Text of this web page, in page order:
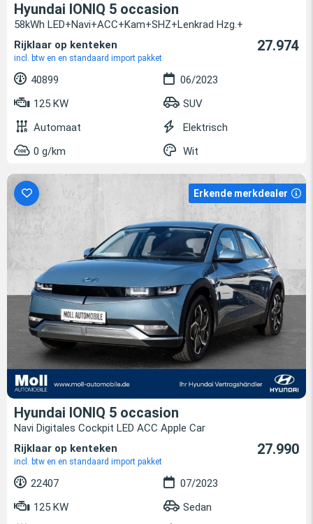
Hyundai IONIQ 5 occasion
58kWh LED+Navi+ACC+Kam+SHZ+Lenkrad Hzg.+
Rijklaar op kenteken
incl. btw en en standaard import pakket
27.974
40899
06/2023
125 KW
SUV
Automaat
Elektrisch
0 g/km
Wit
Erkende merkdealer
Hyundai IONIQ 5 occasion
Navi Digitales Cockpit LED ACC Apple Car
Rijklaar op kenteken
incl. btw en en standaard import pakket
27.990
22407
07/2023
125 KW
Sedan